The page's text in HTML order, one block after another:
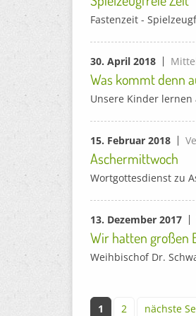
Fastenzeit -
30. April 2018
Was kommt denn
Unsere Kinder
15. Februar 2018
Aschermittwoch
Wortgottesdienst zu
13. Dezember 2017
Wir hatten großen
Weihbischof Dr.
1 2 nächste